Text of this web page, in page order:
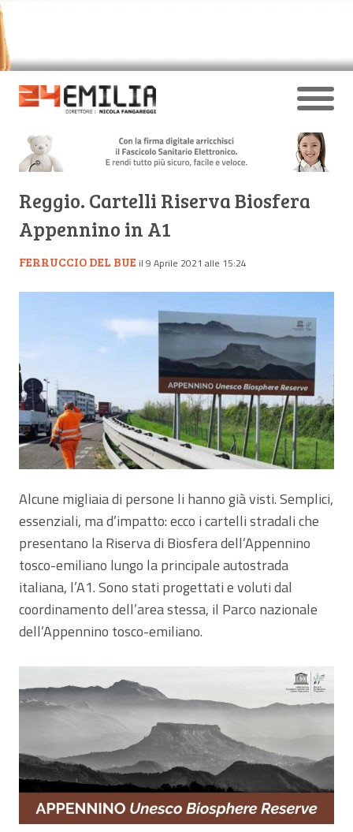
Reggio. Cartelli Riserva Biosfera
Appennino in A1
FERRUCCIO DEL BUE il 9 Aprile 2021 alle 15:24
Alcune migliaia di persone li hanno già visti. Semplici,
essenziali, ma d’impatto: ecco i cartelli stradali che
presentano la Riserva di Biosfera dell’Appennino
tosco-emiliano lungo la principale autostrada
italiana, l’A1. Sono stati progettati e voluti dal
coordinamento dell’area stessa, il Parco nazionale
dell’Appennino tosco-emiliano.